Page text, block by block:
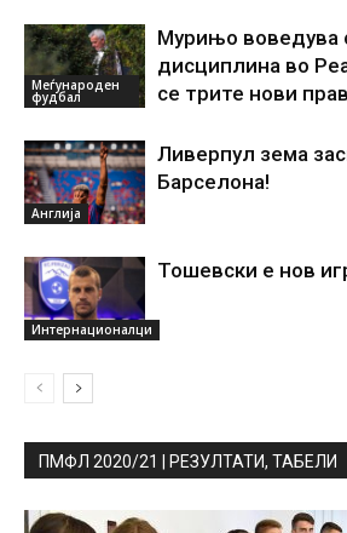
Меѓународен
фудбал
Мурињо воведува
дисциплина во
се трите нови
Англија
Ливерпул зема
Барселона!
Интернационалци
Тошевски е нов
ПМФЛ 2020/21 | РЕЗУЛТАТИ, ТАБЕЛИ